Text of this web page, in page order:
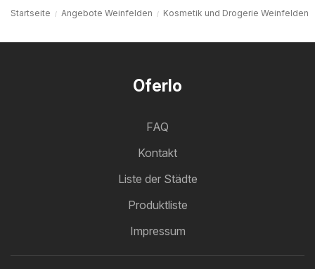
Startseite Angebote Weinfelden Kosmetik und Drogerie Weinfelden
Oferlo
FAQ
Kontakt
Liste der Städte
Produktliste
Impressum